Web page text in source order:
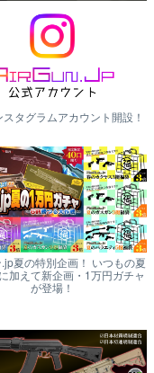
タグラムアカウント開設！
夏の特別企画！ いつもの夏
加えて新企画・1万円ガチャ
が登場！